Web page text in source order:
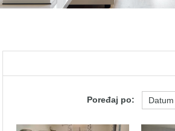
Poređaj po: